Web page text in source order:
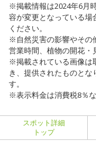
※掲載情報は2024年6月
容が変更となっている場
ください。
※自然災害の影響やその
営業時間、植物の開花・
※掲載されている画像は
き、提供されたものと
す。
※表示料金は消費税8％
スポット詳細
トップ